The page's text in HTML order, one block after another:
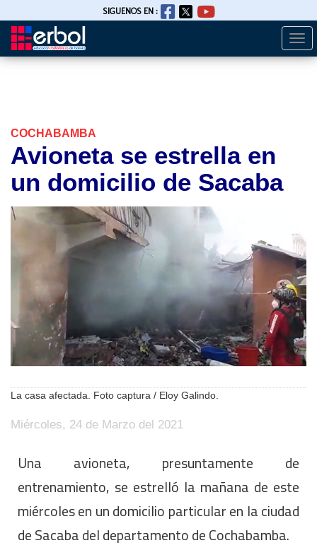
Pasar
SIGUENOS EN :
COCHABAMBA
Avioneta se estrella en
un domicilio de Sacaba
La casa afectada. Foto captura / Eloy Galindo.
Miércoles, 24 de Marzo del 2021
Una avioneta, presuntamente de
entrenamiento, se estrelló la mañana de este
miércoles en un domicilio particular en la ciudad
de Sacaba del departamento de Cochabamba.